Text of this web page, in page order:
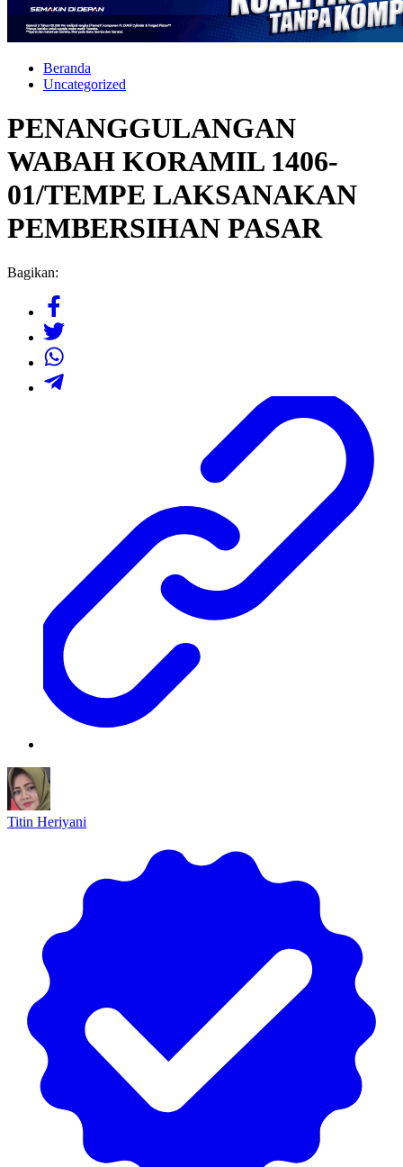
Beranda
Uncategorized
PENANGGULANGAN
WABAH KORAMIL 1406-
01/TEMPE LAKSANAKAN
PEMBERSIHAN PASAR
Bagikan:
Titin Heriyani